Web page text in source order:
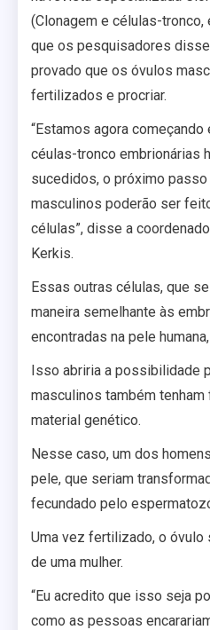
(Clonagem e células-tronco,
que os pesquisadores
provado que os óvulos
fertilizados e procriar.
“Estamos agora
céulas-tronco embrionárias
sucedidos, o próximo
masculinos poderão ser
células”, disse a
Kerkis.
Essas outras células, que
maneira semelhante às
encontradas na pele
Isso abriria a possibilidade
masculinos também
material genético.
Nesse caso, um dos
pele, que seriam
fecundado pelo
Uma vez fertilizado, o óvulo
de uma mulher.
“Eu acredito que isso seja
como as pessoas